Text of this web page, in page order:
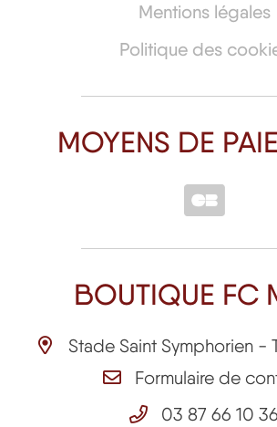
Mentions légales
Politique des
MOYENS DE
BOUTIQUE FC
Stade Saint Symphorien -
Formulaire de
03 87 66 10 36